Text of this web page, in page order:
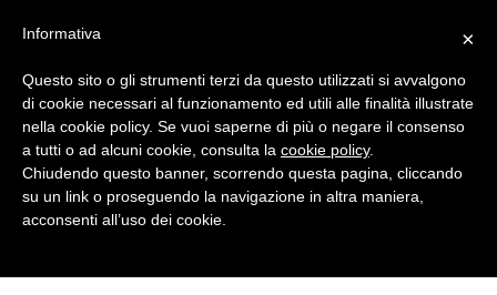
bimbi e viaggi - family travel blog: community #1 in
×
Informativa
Questo sito o gli strumenti terzi da questo utilizzati si avvalgono
di cookie necessari al funzionamento ed utili alle finalità illustrate
nella cookie policy. Se vuoi saperne di più o negare il consenso
a tutti o ad alcuni cookie, consulta la cookie policy.
Chiudendo questo banner, scorrendo questa pagina, cliccando
su un link o proseguendo la navigazione in altra maniera,
acconsenti all’uso dei cookie.